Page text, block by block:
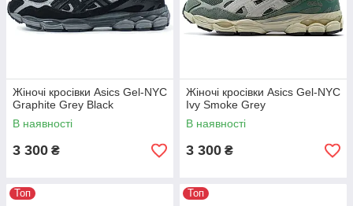
Жіночі кросівки Asics Gel-NYC
Graphite Grey Black
В наявності
3 300 ₴
Жіночі кросівки Asics Gel-NYC
Ivy Smoke Grey
В наявності
3 300 ₴
Топ Топ